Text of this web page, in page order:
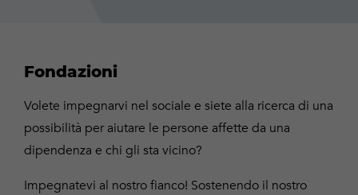
Fondazioni
Volete impegnarvi nel sociale e siete alla ricerca di una
possibilità per aiutare le persone affette da una
dipendenza e chi gli sta vicino?
Impegnatevi al nostro fianco! Sostenendo il nostro